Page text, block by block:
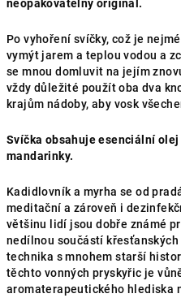
neopakovatelný originál.
Po vyhoření svíčky, což je
vymýt jarem a teplou vodou a
se mnou domluvit na jejím
vždy důležité použít oba dva
krajům nádoby, aby vosk
Svíčka obsahuje esenciální
mandarinky.
Kadidlovník a myrha se od
meditační a zároveň i
většinu lidí jsou dobře známé
nedílnou součástí
technika s mnohem starší
těchto vonných pryskyřic je
aromaterapeutického hlediska